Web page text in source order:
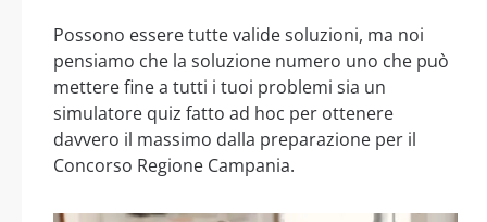
Possono essere tutte valide soluzioni, ma noi
pensiamo che la soluzione numero uno che può
mettere fine a tutti i tuoi problemi sia un
simulatore quiz fatto ad hoc per ottenere
davvero il massimo dalla preparazione per il
Concorso Regione Campania.